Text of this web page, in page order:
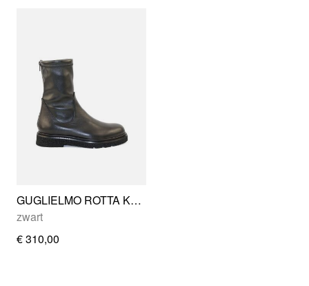
GUGLIELMO ROTTA KREMS
zwart
€ 310,00